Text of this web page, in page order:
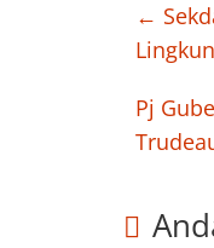
←
Pj